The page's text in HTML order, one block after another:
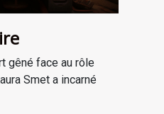
gêné face au rôle
Smet a incarné